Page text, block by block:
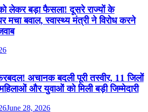
लेकर बड़ा फैसला! दूसरे राज्यों के
मचा बवाल, स्वास्थ्य मंत्री ने विरोध करने
अचानक बदली पूरी तस्वीर, 11 जिलों
और युवाओं को मिली बड़ी जिम्मेदारी
June 28, 2026